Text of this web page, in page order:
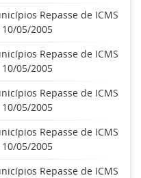
Repasse de ICMS
05/2005
Repasse de ICMS
05/2005
Repasse de ICMS
05/2005
Repasse de ICMS
05/2005
Repasse de ICMS